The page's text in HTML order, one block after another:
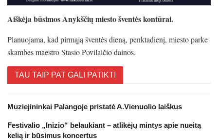
Aiškėja būsimos Anykščių miesto šventės kontūrai.
Planuojama, kad pirmąją šventės dieną, penktadienį, miesto parke
skambės maestro Stasio Povilaičio dainos.
TAU TAIP PAT GALI PATIKTI
Muziejininkai Palangoje pristatė A.Vienuolio laiškus
Festivalio „Inizio“ belaukiant – atlikėjų mintys apie nueitą
kelią ir būsimus koncertus